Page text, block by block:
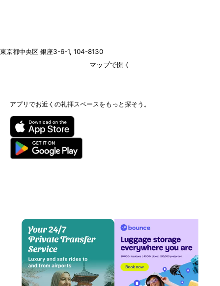
東京都中央区 銀座3-6-1, 104-8130
マップで開く
アプリでお近くの礼拝スペースをもっと探そう。